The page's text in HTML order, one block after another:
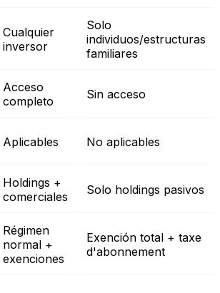
Cualquier
inversor
Solo
individuos/estructuras
familiares
Acceso
completo
Sin acceso
Aplicables No aplicables
Holdings +
comerciales
Solo holdings pasivos
Régimen
normal +
exenciones
Exención total + taxe
d'abonnement